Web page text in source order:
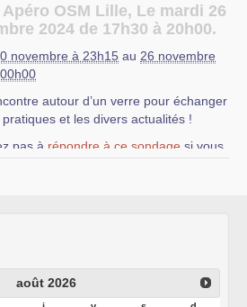
OSM Lille, Le mardi 26
2024 de 17h30 à 20h00.
novembre à 23h15 au 26 novembre
autour d’un verre pour échanger
et les divers actualités !
pas à répondre à ce sondage si vous
août 2026